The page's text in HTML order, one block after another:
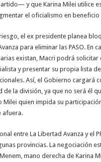
y que Karina Milei utilice
el oficialismo en
el ex presidente planea
para eliminar las PASO. En
existan, Macri podrá
y presentar su propia lista
Así, el Gobierno cargará
la división, ya que no será él
Milei quien impida su
afuera.
entre La Libertad Avanza y el
provincias. La negociación
mano derecha de Karina